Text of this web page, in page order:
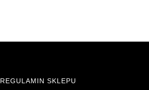
REGULAMIN SKLEPU